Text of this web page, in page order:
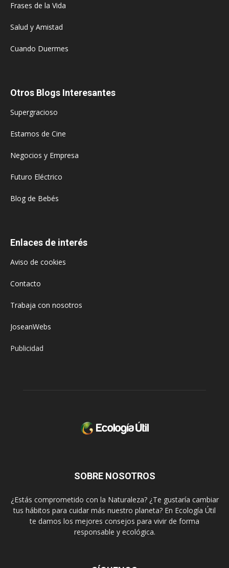
Frases de la Vida
Salud y Amistad
Cuando Duermes
Otros Blogs Interesantes
Supergracioso
Estamos de Cine
Negocios y Empresa
Futuro Eléctrico
Blog de Bebés
Enlaces de interés
Aviso de cookies
Contacto
Trabaja con nosotros
JoseanWebs
Publicidad
SOBRE NOSOTROS
¿Estás comprometido con la Naturaleza? ¿Te gustaría cambiar
tus hábitos para cuidar más nuestro planeta? En Ecología Útil
te damos los mejores consejos para vivir de forma
responsable y ecológica.